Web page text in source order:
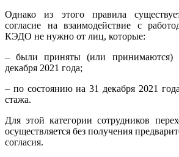
Однако из этого правила
согласие на взаимодействие с
КЭДО не нужно от лиц, которые:
– были приняты (или принимаются)
декабря 2021 года;
– по состоянию на 31 декабря 2021
стажа.
Для этой категории сотрудников
осуществляется без получения
согласия.